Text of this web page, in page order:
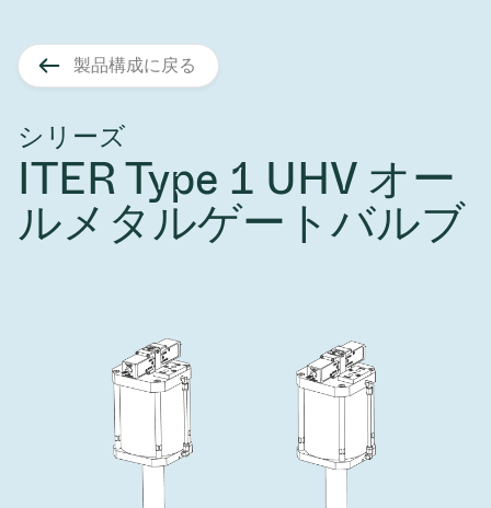
9月 17, 2026 イベント情報
Semicon India 2026で精密技術を追求
9月 2,
真空コントロールバルブ
真空アイソレーションバルブ
真空ゲートバルブ
真空アングルバルブ、インラインバルブ、シリンダーバル
真空振り子式バルブ
圧力リリーフ／ベントバルブ
ガスドージング/ リークバルブ
フランジコネクタとガスケット
VATエッジ溶接メタルベローズ
真空モジュール
かいけつさく
半導体製造
プロセスコントロールとアイソレーション
基板搬送
サブファブシステム
ディスプレイ製造
ディスプレイのドライエッチング
スパッタリング
薄膜封止(CVD)
OLEDのインクジェット印刷
サブファブシステム
科学機器と医学
医療・医薬品分野
コーティング
真空炉
真空輸送
バッテリー製造
医薬品の凍結乾燥
太陽電池薄膜の蒸着
サブファブシステム
宇宙シミュレーション
高エネルギー物理学
あなたのアプリケーション
製品サービス
アップグレード＆レトロフィットソリューション
スペアパーツ
標準修理サービス
固定価格修理サービス
企業責任
インベストリレーションズ
Financial reports
Presentations
Shares and debt
コーポレートガバナンス
Event calendar
Analyst coverage
Contact for investors
サプライチェーンマネジメント
ダウンロード
製品構成に戻る
シリーズ
ITER Type 1 UHV オー
ルメタルゲートバルブ